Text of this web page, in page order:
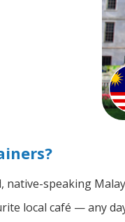
native-speaking
local café — any